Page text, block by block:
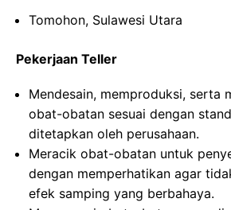
Tomohon, Sulawesi Utara
Pekerjaan Teller
Mendesain, memproduksi, serta
obat-obatan sesuai dengan
ditetapkan oleh perusahaan.
Meracik obat-obatan untuk
dengan memperhatikan agar
efek samping yang berbahaya.